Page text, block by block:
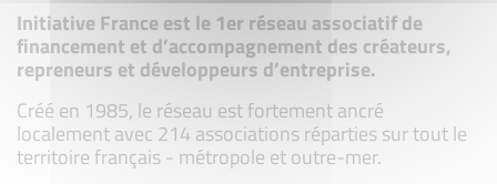
Initiative France est le 1er réseau associatif de
financement et d’accompagnement des créateurs,
repreneurs et développeurs d’entreprise.
Créé en 1985, le réseau est fortement ancré
localement avec 214 associations réparties sur tout le
territoire français - métropole et outre-mer.